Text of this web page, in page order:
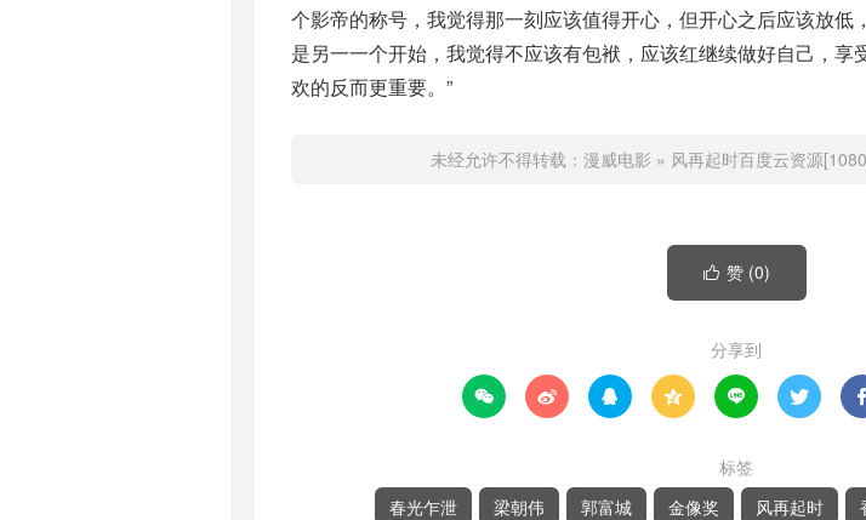
个影帝的称号，我觉得那一刻应该值得开心，但开心之后应该放低
是另一一个开始，我觉得不应该有包袱，应该红继续做好自己，
欢的反而更重要。”
未经允许不得转载： 漫威电影 » 风再起时百度云资源
 赞 (0)
分享到
      
标签
春光乍泄
梁朝伟 郭富城 金像奖 风再起时